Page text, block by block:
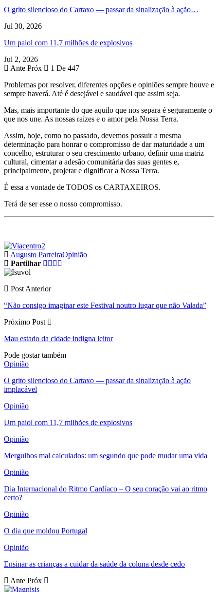
O grito silencioso do Cartaxo — passar da sinalização à ação…
Jul 30, 2026
Um paiol com 11,7 milhões de explosivos
Jul 2, 2026
Ante Próx
1 De 447
Problemas por resolver, diferentes opções e opiniões sempre houve e
sempre haverá. Até é desejável e saudável que assim seja.
Mas, mais importante do que aquilo que nos separa é seguramente o
que nos une. As nossas raízes e o amor pela Nossa Terra.
Assim, hoje, como no passado, devemos possuir a mesma
determinação para honrar o compromisso de dar maturidade a um
concelho, estruturar o seu crescimento urbano, definir uma matriz
cultural, cimentar a adesão comunitária das suas gentes e,
principalmente, projetar e dignificar a Nossa Terra.
É essa a vontade de TODOS os CARTAXEIROS.
Terá de ser esse o nosso compromisso.
Augusto ParreiraOpinião
Partilhar
Post Anterior
“Não consigo imaginar este Festival noutro lugar que não Valada”
Próximo Post
Mau estado da cidade indigna leitor
Pode gostar também
Opinião
O grito silencioso do Cartaxo — passar da sinalização à ação
implacável
Opinião
Um paiol com 11,7 milhões de explosivos
Opinião
Mergulhos mal calculados: um segundo que pode mudar uma vida
Opinião
Dia Internacional do Ritmo Cardíaco – O seu coração vai ao ritmo
certo?
Opinião
O dia que moldou Portugal
Opinião
Ensinar as crianças a cuidar da saúde da coluna desde cedo
Ante Próx